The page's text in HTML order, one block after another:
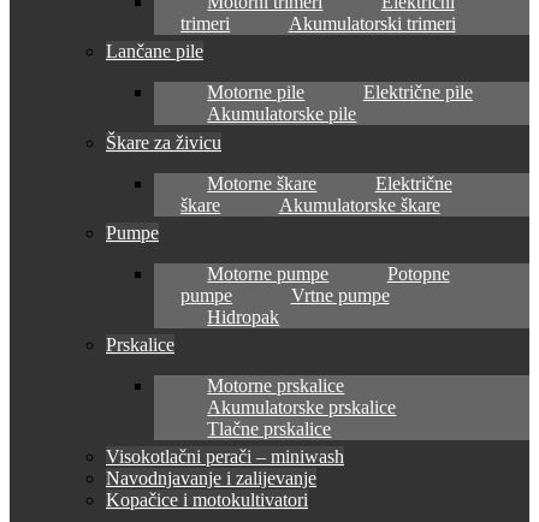
trimeri
Akumulatorski trimeri
Lančane pile
Motorne pile
Električne pile
Akumulatorske pile
Škare za živicu
Motorne škare
Električne
škare
Akumulatorske škare
Pumpe
Motorne pumpe
Potopne
pumpe
Vrtne pumpe
Hidropak
Prskalice
Motorne prskalice
Akumulatorske prskalice
Tlačne prskalice
Visokotlačni perači – miniwash
Navodnjavanje i zalijevanje
Kopačice i motokultivatori